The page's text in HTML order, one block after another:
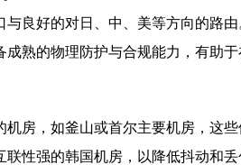
良好的对日、中、美等方向的路
熟的物理防护与合规能力，有助于
房，如釜山或首尔主要机房，这
性强的韩国机房，以降低抖动和丢